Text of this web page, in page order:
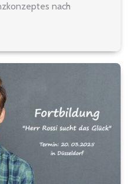
nach
erörtert. Konkret
mit der eigenen